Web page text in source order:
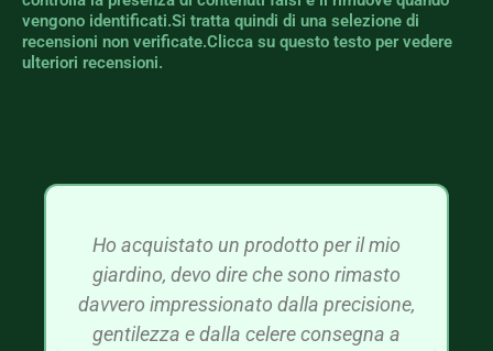
vengono identificati.Si tratta quindi di una selezione di
recensioni non verificate.Clicca su questo testo per vedere
ulteriori recensioni.
Ho acquistato un prodotto per il mio
giardino, devo dire che sono rimasto
davvero impressionato dalla precisione,
gentilezza e dalla celere consegna a